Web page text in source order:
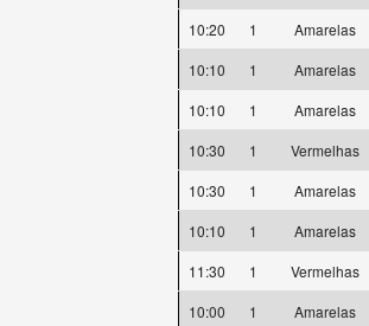
10:20
1 Amarelas
10:10
1 Amarelas
10:10
1 Amarelas
10:30
1 Vermelhas
10:30
1 Amarelas
10:10
1 Amarelas
11:30
1 Vermelhas
10:00
1 Amarelas